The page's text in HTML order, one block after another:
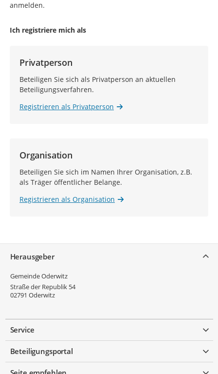
anmelden.
Ich registriere mich als
Privatperson
Beteiligen Sie sich als Privatperson an aktuellen
Beteiligungsverfahren.
Registrieren als Privatperson
Organisation
Beteiligen Sie sich im Namen Ihrer Organisation, z.B.
als Träger öffentlicher Belange.
Registrieren als Organisation
Herausgeber
Gemeinde Oderwitz
Straße der Republik 54
02791 Oderwitz
Service
Beteiligungsportal